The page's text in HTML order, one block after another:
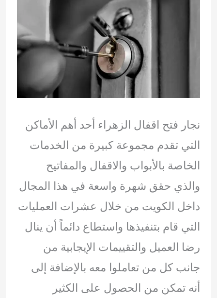
نجار فتح اقفال الزهراء أحد أهم الأماكن
التي تقدم مجموعة كبيرة من الخدمات
الخاصة بالأبواب والاقفال والمفاتيح
والذي حقق شهرة واسعة في هذا المجال
داخل الكويت من خلال عشرات العمليات
التي قام بتنفيذها واستطاع دائماً أن ينال
رضا العميل والتقييمات الإيجابية من
جانب كل من تعاملوا معه بالإضافة إلى
أنه تمكن من الحصول على الكثير